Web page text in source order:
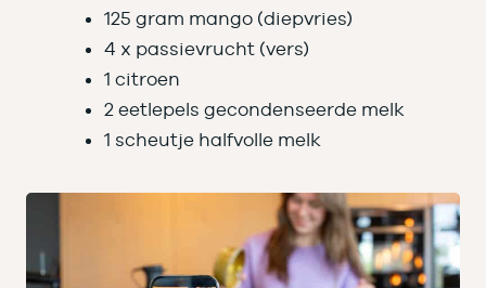
125 gram mango (diepvries)
4 x passievrucht (vers)
1 citroen
2 eetlepels gecondenseerde melk
1 scheutje halfvolle melk